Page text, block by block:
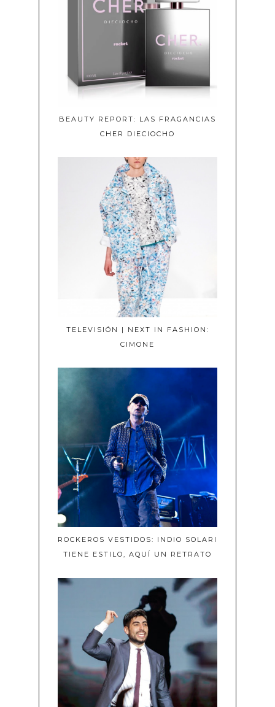
BEAUTY REPORT: LAS FRAGANCIAS
CHER DIECIOCHO
TELEVISIÓN | NEXT IN FASHION:
CIMONE
ROCKEROS VESTIDOS: INDIO SOLARI
TIENE ESTILO, AQUÍ UN RETRATO